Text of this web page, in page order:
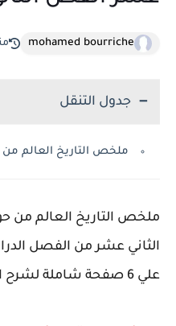
mohamed bourriche
جدول التنقل
ملخص التاريخ العالم من
ملخص التاريخ العالم من
الثاني عشر من الفصل
علي 6 صفحة شاملة لشرح الوراثة.